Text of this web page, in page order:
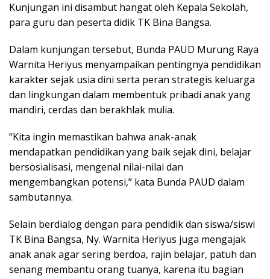
Kunjungan ini disambut hangat oleh Kepala Sekolah,
para guru dan peserta didik TK Bina Bangsa.
Dalam kunjungan tersebut, Bunda PAUD Murung Raya
Warnita Heriyus menyampaikan pentingnya pendidikan
karakter sejak usia dini serta peran strategis keluarga
dan lingkungan dalam membentuk pribadi anak yang
mandiri, cerdas dan berakhlak mulia.
“Kita ingin memastikan bahwa anak-anak
mendapatkan pendidikan yang baik sejak dini, belajar
bersosialisasi, mengenal nilai-nilai dan
mengembangkan potensi,” kata Bunda PAUD dalam
sambutannya.
Selain berdialog dengan para pendidik dan siswa/siswi
TK Bina Bangsa, Ny. Warnita Heriyus juga mengajak
anak anak agar sering berdoa, rajin belajar, patuh dan
senang membantu orang tuanya, karena itu bagian